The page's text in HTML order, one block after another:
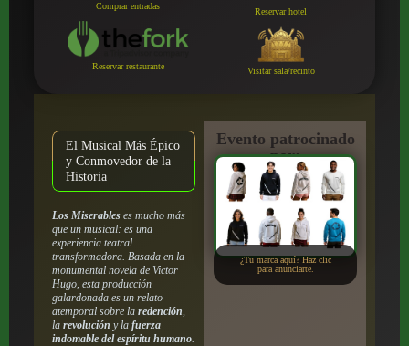
Comprar entradas
Reservar hotel
Reservar restaurante Visitar sala/recinto
El Musical Más Épico
y Conmovedor de la
Historia
Los Miserableses mucho más
que un musical: es una
experiencia teatral
transformadora. Basada en la
monumental novela de Victor
Hugo, esta producción
galardonada es un relato
atemporal sobre la redención,
la revolución y la fuerza
indomable del espíritu humano.
Evento patrocinado
por:
¿Tu marca aquí? Haz clic
para anunciarte.